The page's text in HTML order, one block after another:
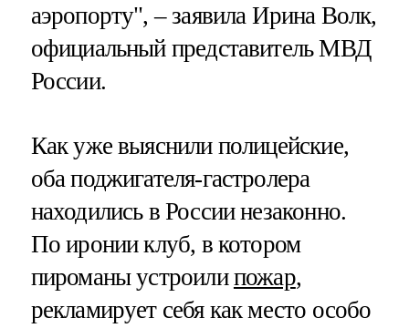
аэропорту", – заявила Ирина Волк,
официальный представитель МВД
России.
Как уже выяснили полицейские,
оба поджигателя-гастролера
находились в России незаконно.
По иронии клуб, в котором
пироманы устроилипожар,
рекламирует себя как место особо